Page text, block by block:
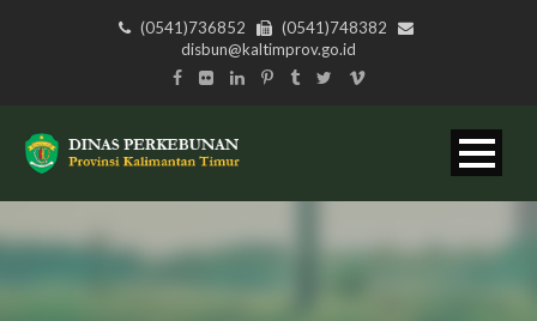
(0541)736852
(0541)748382
disbun@kaltimprov.go.id